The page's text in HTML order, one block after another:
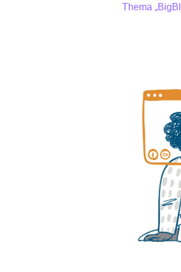
Thema